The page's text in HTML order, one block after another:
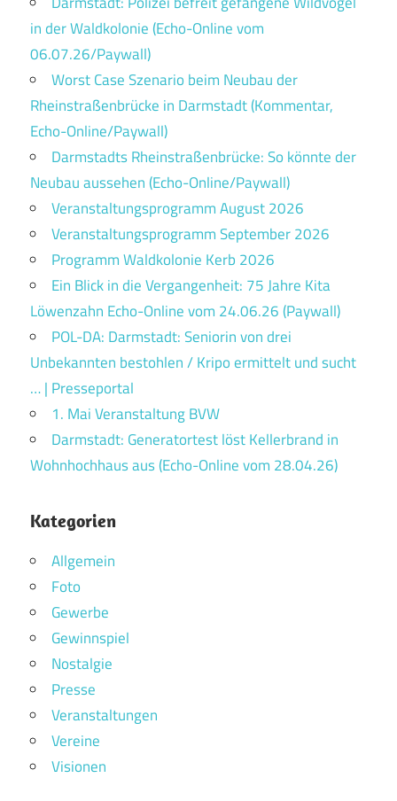
in der Waldkolonie (Echo-Online vom
06.07.26/Paywall)
Worst Case Szenario beim Neubau der
Rheinstraßenbrücke in Darmstadt (Kommentar,
Echo-Online/Paywall)
Darmstadts Rheinstraßenbrücke: So könnte der
Neubau aussehen (Echo-Online/Paywall)
Veranstaltungsprogramm August 2026
Veranstaltungsprogramm September 2026
Programm Waldkolonie Kerb 2026
Ein Blick in die Vergangenheit: 75 Jahre Kita
Löwenzahn Echo-Online vom 24.06.26 (Paywall)
POL-DA: Darmstadt: Seniorin von drei
Unbekannten bestohlen / Kripo ermittelt und sucht
… | Presseportal
1. Mai Veranstaltung BVW
Darmstadt: Generatortest löst Kellerbrand in
Wohnhochhaus aus (Echo-Online vom 28.04.26)
Kategorien
Allgemein
Foto
Gewerbe
Gewinnspiel
Nostalgie
Presse
Veranstaltungen
Vereine
Visionen